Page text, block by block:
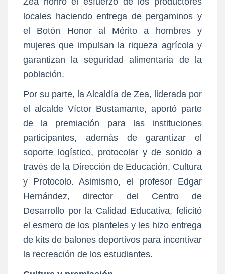
locales haciendo entrega de pergaminos y
el Botón Honor al Mérito a hombres y
mujeres que impulsan la riqueza agrícola y
garantizan la seguridad alimentaria de la
población.
Por su parte, la Alcaldía de Zea, liderada por
el alcalde Víctor Bustamante, aportó parte
de la premiación para las instituciones
participantes, además de garantizar el
soporte logístico, protocolar y de sonido a
través de la Dirección de Educación, Cultura
y Protocolo. Asimismo, el profesor Edgar
Hernández, director del Centro de
Desarrollo por la Calidad Educativa, felicitó
el esmero de los planteles y les hizo entrega
de kits de balones deportivos para incentivar
la recreación de los estudiantes.